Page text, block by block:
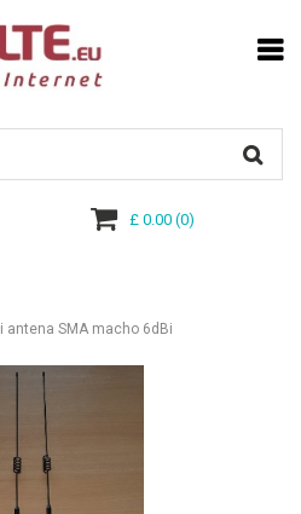
£ 0.00(0)
antena SMA macho 6dBi